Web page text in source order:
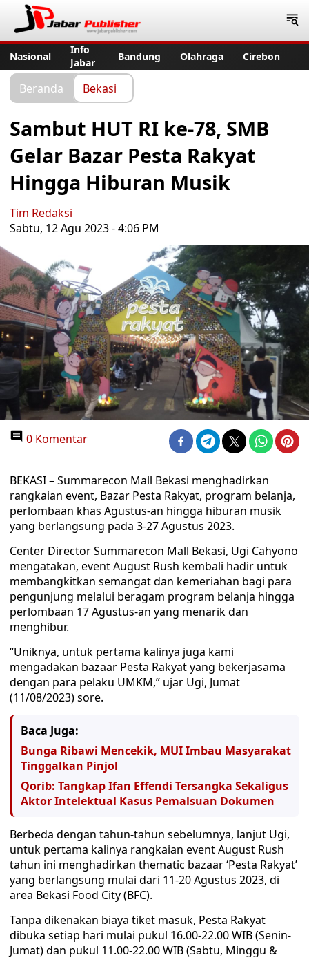
Nasional
Info
Jabar
Bandung Olahraga Cirebon
Beranda Bekasi
Sambut HUT RI ke-78, SMB
Gelar Bazar Pesta Rakyat
Hingga Hiburan Musik
Tim Redaksi
Sabtu, 12 Agu 2023 - 4:06 PM
0 Komentar
BEKASI – Summarecon Mall Bekasi menghadirkan
rangkaian event, Bazar Pesta Rakyat, program belanja,
perlombaan khas Agustus-an hingga hiburan musik
yang berlangsung pada 3-27 Agustus 2023.
Center Director Summarecon Mall Bekasi, Ugi Cahyono
mengatakan, event August Rush kembali hadir untuk
membangkitkan semangat dan kemeriahan bagi para
pengunjung melalui beragam program belanja hingga
perlombaan 17 Agustus-an yang menarik dan
menghibur.
“Uniknya, untuk pertama kalinya juga kami
mengadakan bazaar Pesta Rakyat yang bekerjasama
dengan para pelaku UMKM,” ujar Ugi, Jumat
(11/08/2023) sore.
Baca Juga:
Bunga Ribawi Mencekik, MUI Imbau Masyarakat
Tinggalkan Pinjol
Qorib: Tangkap Ifan Effendi Tersangka Sekaligus
Aktor Intelektual Kasus Pemalsuan Dokumen
Berbeda dengan tahun-tahun sebelumnya, lanjut Ugi,
untuk pertama kalinya rangkaian event August Rush
tahun ini menghadirkan thematic bazaar ‘Pesta Rakyat’
yang berlangsung mulai dari 11-20 Agustus 2023, di
area Bekasi Food City (BFC).
Tanpa dikenakan biaya tiket masuk, Pesta Rakyat
dibuka setiap hari mulai pukul 16.00-22.00 WIB (Senin-
Jumat) dan pukul 11.00-22.00 WIB (Sabtu, Minggu &